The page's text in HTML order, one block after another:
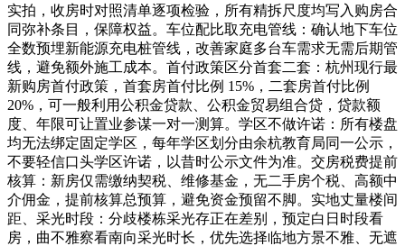
实拍，收房时对照清单逐项检验，所有精拆尺度均写入购房合
同弥补条目，保障权益。车位配比取充电管线：确认地下车位
全数预埋新能源充电桩管线，改善家庭多台车需求无需后期管
线，避免额外施工成本。首付政策区分首套二套：杭州现行最
新购房首付政策，首套房首付比例 15%，二套房首付比例
20%，可一般利用公积金贷款、公积金贸易组合贷，贷款额
度、年限可让置业参谋一对一测算。学区不做许诺：所有楼盘
均无法绑定固定学区，每年学区划分由余杭教育局同一公示，
不要轻信口头学区许诺，以昔时公示文件为准。交房税费提前
核算：新房仅需缴纳契税、维修基金，无二手房个税、高额中
介佣金，提前核算总预算，避免资金预留不脚。实地丈量楼间
距、采光时段：分歧楼栋采光存正在差别，预定白日时段看
房，曲不雅察看南向采光时长，优先选择临地方景不雅、无遮